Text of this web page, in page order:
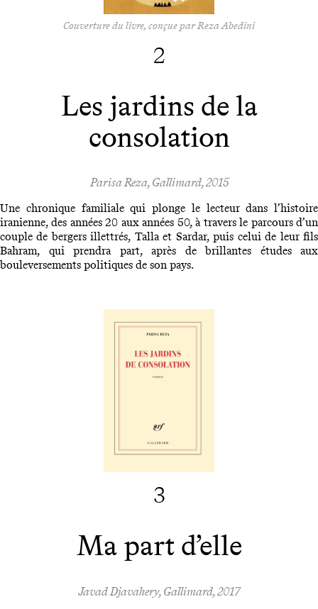
Couverture du livre, conçue par Reza Abedini
2
Les jardins de la
consolation
Parisa Reza, Gallimard, 2015
Une chronique familiale qui plonge le lecteur dans l’histoire
iranienne, des années 20 aux années 50, à travers le parcours d’un
couple de bergers illettrés, Talla et Sardar, puis celui de leur fils
Bahram, qui prendra part, après de brillantes études aux
bouleversements politiques de son pays.
3
Ma part d’elle
Javad Djavahery, Gallimard, 2017